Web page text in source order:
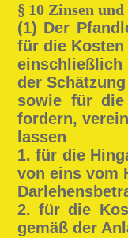
§ 10 Zinsen
(1) Der
für die
einschließlich
der
sowie für die
fordern,
lassen
1. für die
von eins vom
2. für die
gemäß der